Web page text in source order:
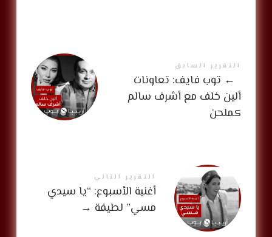
التقرير السابق
← توب فايف: تعاونات
ألين خلف مع أشرف سالم
كملحن
التقرير التالي
أغنية الأسبوع: “يا سيدي
مسي” لطيفة →